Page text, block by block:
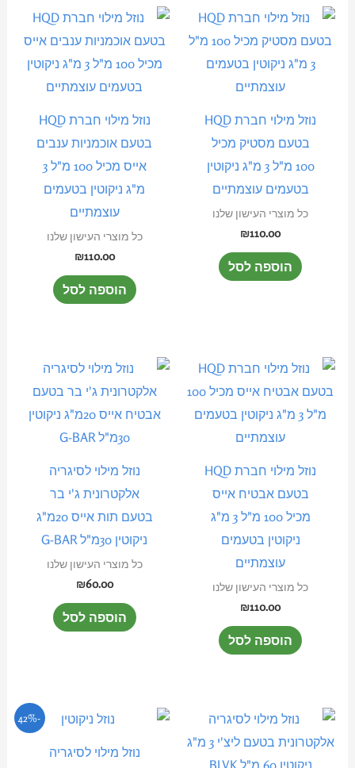
נוזל מילוי חברת HQD
בטעם מסטיק מכיל
100 מ"ל 3 מ"ג ניקוטין
בטעמים עוצמתיים
כל מוצרי העישון שלנו
₪110.00
הוספה לסל
נוזל מילוי חברת HQD
בטעם אוכמניות ענבים
אייס מכיל 100 מ"ל 3
מ"ג ניקוטין בטעמים
עוצמתיים
כל מוצרי העישון שלנו
₪110.00
הוספה לסל
נוזל מילוי חברת HQD
בטעם אבטיח אייס
מכיל 100 מ"ל 3 מ"ג
ניקוטין בטעמים
עוצמתיים
כל מוצרי העישון שלנו
₪110.00
הוספה לסל
נוזל מילוי לסיגריה
אלקטרונית ג'י בר
בטעם תות אייס 20מ"ג
ניקוטין 30מ"ל G-BAR
כל מוצרי העישון שלנו
₪60.00
הוספה לסל
-42%
נוזל מילוי לסיגריה
המחיר
המקורי
₪60.00.
המחיר
הנוכחי
₪35.00.
למוצר